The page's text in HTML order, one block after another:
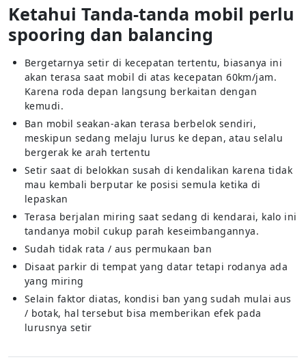
Ketahui Tanda-tanda mobil perlu
spooring dan balancing
Bergetarnya setir di kecepatan tertentu, biasanya ini
akan terasa saat mobil di atas kecepatan 60km/jam.
Karena roda depan langsung berkaitan dengan
kemudi.
Ban mobil seakan-akan terasa berbelok sendiri,
meskipun sedang melaju lurus ke depan, atau selalu
bergerak ke arah tertentu
Setir saat di belokkan susah di kendalikan karena tidak
mau kembali berputar ke posisi semula ketika di
lepaskan
Terasa berjalan miring saat sedang di kendarai, kalo ini
tandanya mobil cukup parah keseimbangannya.
Sudah tidak rata / aus permukaan ban
Disaat parkir di tempat yang datar tetapi rodanya ada
yang miring
Selain faktor diatas, kondisi ban yang sudah mulai aus
/ botak, hal tersebut bisa memberikan efek pada
lurusnya setir